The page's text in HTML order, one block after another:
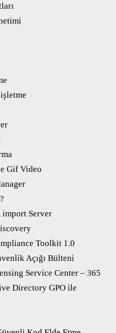
Gif Video
Server
Toolkit 1.0
Açığı Bülteni
Service Center – 365
Directory GPO ile